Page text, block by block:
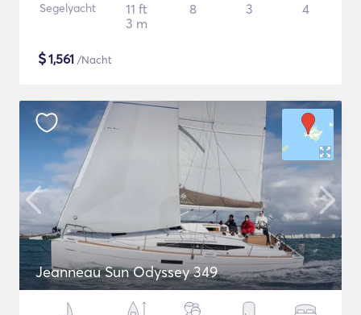
Segelyacht
11 ft
3 m
8 3 4
$1,561 /Nacht
Jeanneau Sun Odyssey 349